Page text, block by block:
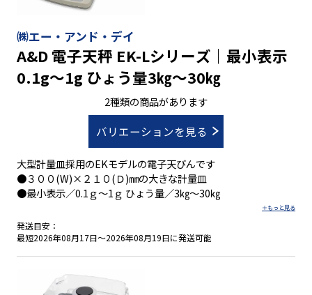
㈱エー・アンド・デイ
A&D 電子天秤 EK-Lシリーズ｜最小表示
0.1g～1g ひょう量3㎏～30㎏
2種類の商品があります
バリエーションを見る
大型計量皿採用のEKモデルの電子天びんです
●３００(W)×２１０(Ｄ)㎜の大きな計量皿
●最小表示／0.1ｇ～1ｇ ひょう量／3㎏～30㎏
発送目安：
最短2026年08月17日～2026年08月19日に発送可能